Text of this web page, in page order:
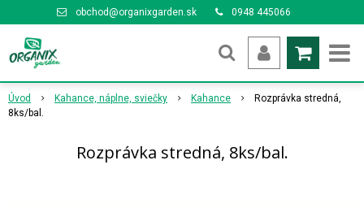
obchod@organixgarden.sk 0948 445066
Úvod Kahance, náplne, sviečky Kahance
Rozprávka stredná,
8ks/bal.
Rozprávka stredná, 8ks/bal.